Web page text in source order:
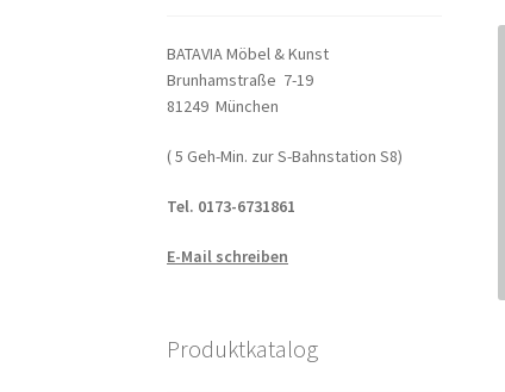
BATAVIA Möbel & Kunst
Brunhamstraße 7-19
81249 München
( 5 Geh-Min. zur S-Bahnstation S8)
Tel. 0173-6731861
E-Mail schreiben
Produktkatalog